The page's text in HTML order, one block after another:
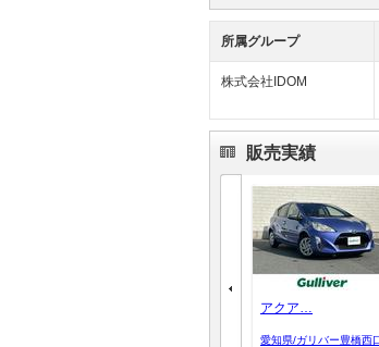
所属グループ
株式会社IDOM
販売実績
アクア…
愛知県/ガリバー豊橋西